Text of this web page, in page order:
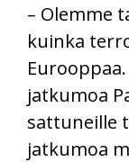
– Olemme
kuinka
jatkumoa
sattuneille
jatkumoa